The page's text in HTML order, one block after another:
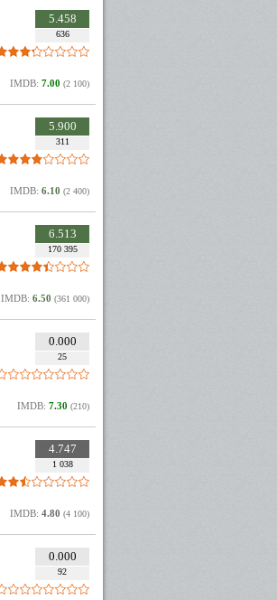
5.458
636
IMDB: 7.00 (2 100)
5.900
311
IMDB: 6.10 (2 400)
6.513
170 395
IMDB: 6.50 (361 000)
0.000
25
IMDB: 7.30 (210)
4.747
1 038
IMDB: 4.80 (4 100)
0.000
92